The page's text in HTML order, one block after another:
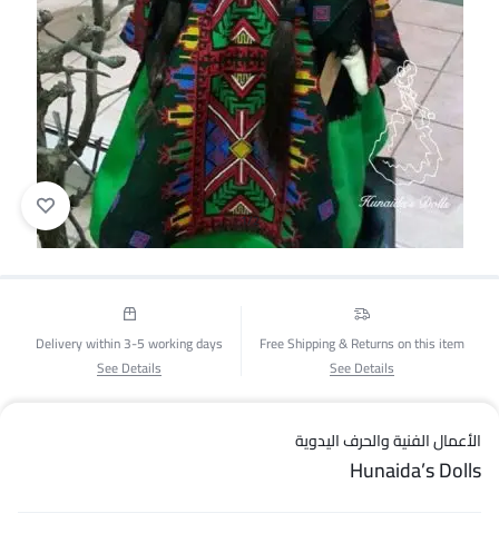
1/2
Free Shipping & Returns on this item
See Details
Delivery within 3-5 working days
See Details
الأعمال الفنية والحرف اليدوية
Hunaida’s Dolls